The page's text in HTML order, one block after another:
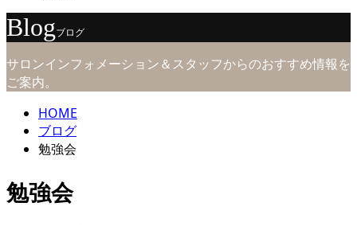
Blogブログ
サロンインフォメーション＆スタッフからのおすすめ情報を
ご案内。
HOME
ブログ
勉強会
勉強会